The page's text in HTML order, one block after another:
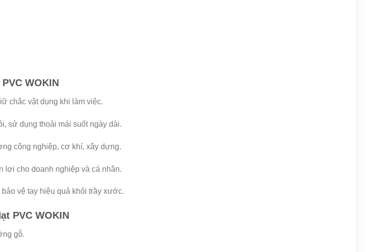
WOKIN
chắc vật dụng khi làm việc.
sử dụng thoải mái suốt ngày dài.
công nghiệp, cơ khí, xây dựng.
lợi cho doanh nghiệp và cá nhân.
vệ tay hiệu quả khỏi trầy xước.
PVC WOKIN
gỗ.